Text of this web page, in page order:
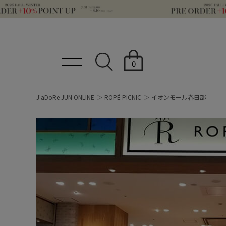
0
J'aDoRe JUN ONLINE ROPÉ PICNIC イオンモール春日部